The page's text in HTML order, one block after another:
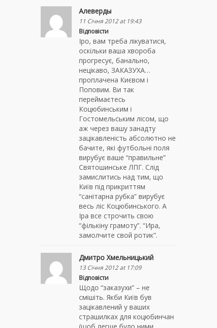
Алеверды
11 Січня 2012 at 19:43
Відповісти
Іро, вам треба лікуватися,
оскільки ваша хвороба
прогресує, банально,
нецікаво, ЗАКАЗУХА…
проплачена Києвом і
Поповим. Ви так
переймаєтесь
Коцюбинським і
Гостомельським лісом, що
аж через вашу занадту
зацікавленість абсолютно не
бачите, які футбольні поля
вирубує ваше “правильне”
Святошинське ЛПГ. Слід
замислитись над тим, що
Київ під прикриттям
“санітарна рубка” вирубує
весь ліс Коцюбинського. А
Іра все строчить свою
“фількіну грамоту”. “Ира,
замолчите свой ротик”.
Дмитро Хмельницький
13 Січня 2012 at 17:09
Відповісти
Щодо “заказухи” – не
смішіть. Якби Київ був
зацікавлений у ваших
страшилках для коцюбинчан